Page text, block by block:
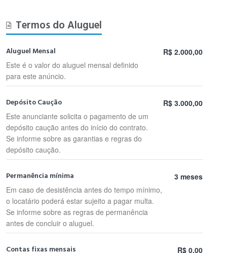
Termos do Aluguel
Aluguel Mensal
Este é o valor do aluguel mensal definido
para este anúncio.
R$ 2.000,00
Depósito Caução
Este anunciante solicita o pagamento de um
depósito caução antes do início do contrato.
Se informe sobre as garantias e regras do
depósito caução.
R$ 3.000,00
Permanência mínima
Em caso de desistência antes do tempo mínimo,
o locatário poderá estar sujeito a pagar multa.
Se informe sobre as regras de permanência
antes de concluir o aluguel.
3 meses
Contas fixas mensais R$ 0,00